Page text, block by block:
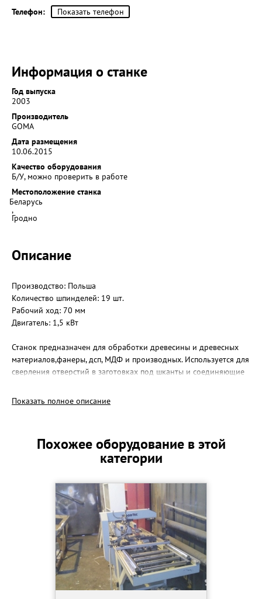
Телефон:
Показать телефон
Информация о станке
Год выпуска
2003
Производитель
GOMA
Дата размещения
10.06.2015
Качество оборудования
Б/У, можно проверить в работе
Местоположение станка
Беларусь
,
Гродно
Описание
Производство: Польша
Количество шпинделей: 19 шт.
Рабочий ход: 70 мм
Двигатель: 1,5 кВт
Станок предназначен для обработки древесины и древесных
материалов,фанеры, дсп, МДФ и производных. Используется для
сверления отверстий в заготовках под шканты и соединяющие
.
Обрабатываемый материал укладывают на стол. Для точных
Сжатый воздух опускает прижимы и осуществляет подачу
шпиндельной головки. По окончании серления, шпиндельная
Характеристика :
- простая конструкция,
- для сверления отверстий в плитах, например, под дюбели и
отверстий для петель
- для обработки древесины и древесных материалов, т. е.
фанеры, ДСП, МДФ и производных
- прочные зажимы для исчерпывающего бурения,
- ручной наклон позиции головки.
Показать полное описание
Похожее оборудование в этой
категории